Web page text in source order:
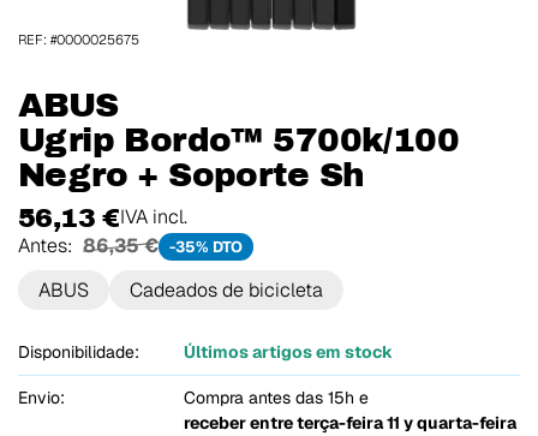
ABUS
Ugrip Bordo™ 5700k/100
Negro + Soporte Sh
56,13 €IVA incl.
Antes: 86,35 € -35% DTO
ABUS Cadeados de bicicleta
Disponibilidade: Últimos artigos em stock
Envio:
Compra antes das 15h e
receber entreterça-feira 11 y quarta-feira
REF: #0000025675